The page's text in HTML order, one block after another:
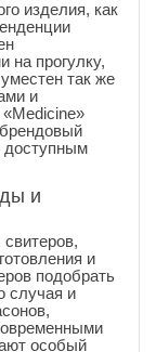
изделия, как
на прогулку,
так же
и
доступным
и
и
подобрать
случая и
особый